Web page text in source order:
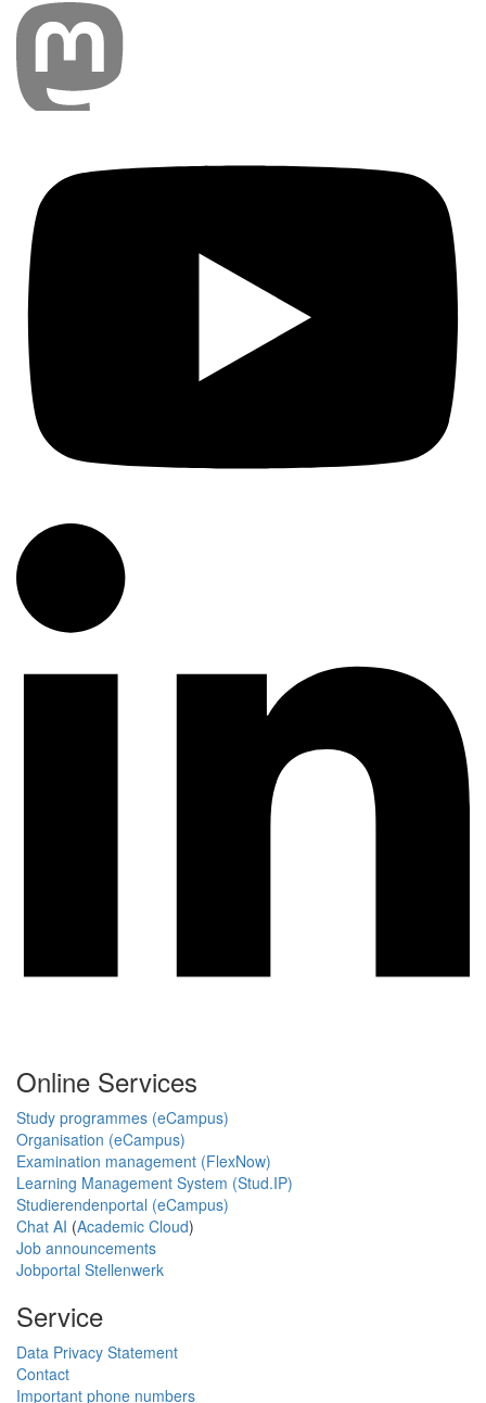
Online Services
Study programmes (eCampus)
Organisation (eCampus)
Examination management (FlexNow)
Learning Management System (Stud.IP)
Studierendenportal (eCampus)
Chat AI (Academic Cloud)
Job announcements
Jobportal Stellenwerk
Service
Data Privacy Statement
Contact
Important phone numbers